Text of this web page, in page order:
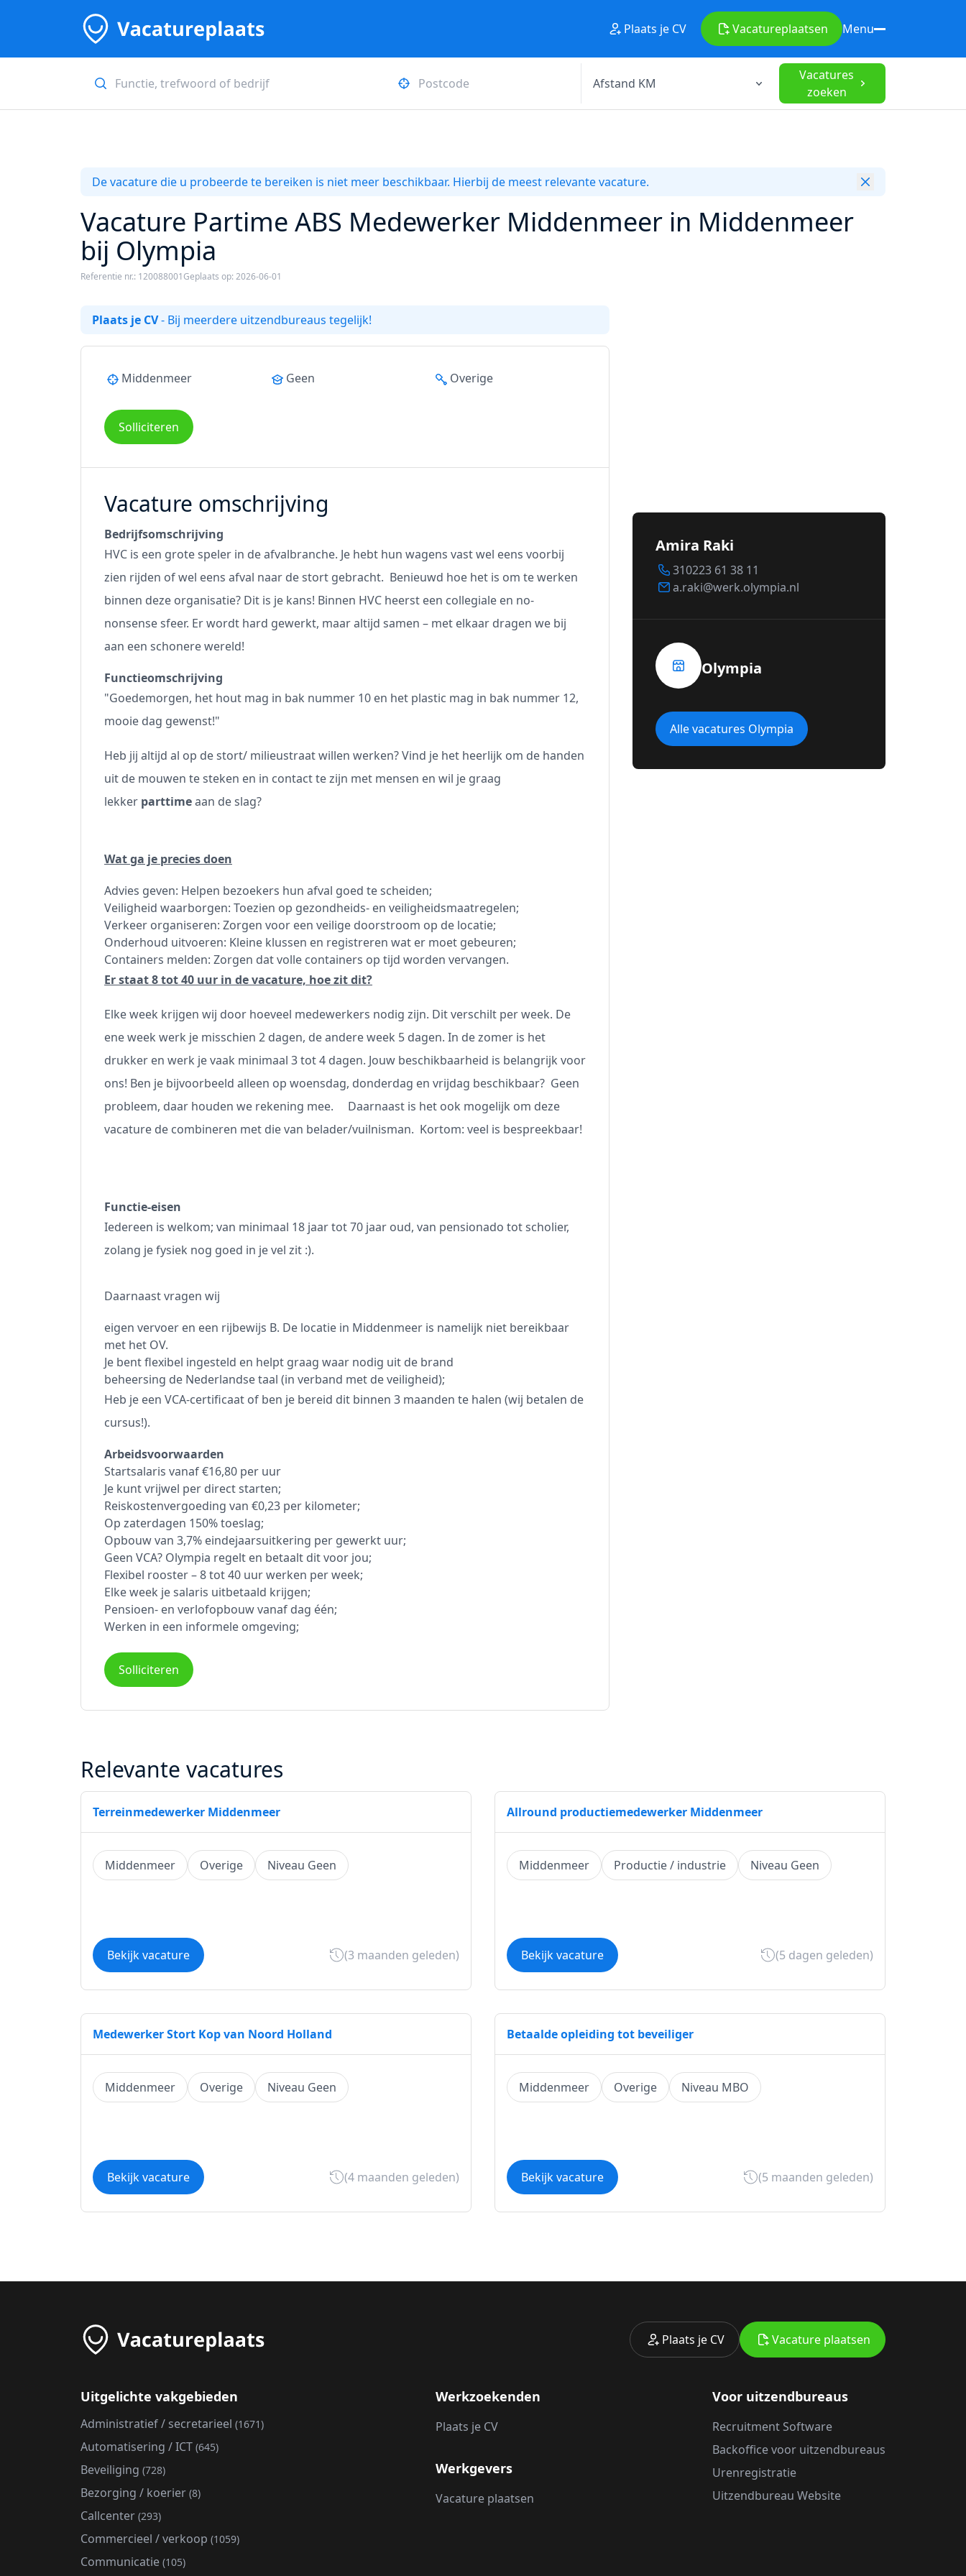
Plaats je CV Vacatureplaatsen Menu
Vacatures
zoeken
De vacature die u probeerde te bereiken is niet meer beschikbaar. Hierbij de meest relevante vacature.
Vacature Partime ABS Medewerker Middenmeer in Middenmeer
bij Olympia
Referentie nr.: 120088001Geplaats op: 2026-06-01
Plaats je CV- Bij meerdere uitzendbureaus tegelijk!
Middenmeer Geen Overige
Solliciteren
Vacature omschrijving
Bedrijfsomschrijving
HVC is een grote speler in de afvalbranche. Je hebt hun wagens vast wel eens voorbij
zien rijden of wel eens afval naar de stort gebracht. Benieuwd hoe het is om te werken
binnen deze organisatie? Dit is je kans! Binnen HVC heerst een collegiale en no-
nonsense sfeer. Er wordt hard gewerkt, maar altijd samen – met elkaar dragen we bij
aan een schonere wereld!
Functieomschrijving
"Goedemorgen, het hout mag in bak nummer 10 en het plastic mag in bak nummer 12,
mooie dag gewenst!"
Heb jij altijd al op de stort/ milieustraat willen werken? Vind je het heerlijk om de handen
uit de mouwen te steken en in contact te zijn met mensen en wil je graag
lekker parttimeaan de slag?
Wat ga je precies doen
Advies geven: Helpen bezoekers hun afval goed te scheiden;
Veiligheid waarborgen: Toezien op gezondheids- en veiligheidsmaatregelen;
Verkeer organiseren: Zorgen voor een veilige doorstroom op de locatie;
Onderhoud uitvoeren: Kleine klussen en registreren wat er moet gebeuren;
Containers melden: Zorgen dat volle containers op tijd worden vervangen.
Er staat 8 tot 40 uur in de vacature, hoe zit dit?
Elke week krijgen wij door hoeveel medewerkers nodig zijn. Dit verschilt per week. De
ene week werk je misschien 2 dagen, de andere week 5 dagen. In de zomer is het
drukker en werk je vaak minimaal 3 tot 4 dagen. Jouw beschikbaarheid is belangrijk voor
ons! Ben je bijvoorbeeld alleen op woensdag, donderdag en vrijdag beschikbaar? Geen
probleem, daar houden we rekening mee. Daarnaast is het ook mogelijk om deze
vacature de combineren met die van belader/vuilnisman. Kortom: veel is bespreekbaar!
Functie-eisen
Iedereen is welkom; van minimaal 18 jaar tot 70 jaar oud, van pensionado tot scholier,
zolang je fysiek nog goed in je vel zit :).
Daarnaast vragen wij
eigen vervoer en een rijbewijs B. De locatie in Middenmeer is namelijk niet bereikbaar
met het OV.
Je bent flexibel ingesteld en helpt graag waar nodig uit de brand
beheersing de Nederlandse taal (in verband met de veiligheid);
Heb je een VCA-certificaat of ben je bereid dit binnen 3 maanden te halen (wij betalen de
cursus!).
Arbeidsvoorwaarden
Startsalaris vanaf €16,80 per uur
Je kunt vrijwel per direct starten;
Reiskostenvergoeding van €0,23 per kilometer;
Op zaterdagen 150% toeslag;
Opbouw van 3,7% eindejaarsuitkering per gewerkt uur;
Geen VCA? Olympia regelt en betaalt dit voor jou;
Flexibel rooster – 8 tot 40 uur werken per week;
Elke week je salaris uitbetaald krijgen;
Pensioen- en verlofopbouw vanaf dag één;
Werken in een informele omgeving;
Solliciteren
Amira Raki
310223 61 38 11
a.raki@werk.olympia.nl
Olympia
Alle vacatures Olympia
Relevante vacatures
Terreinmedewerker Middenmeer
Middenmeer Overige Niveau Geen
Bekijk vacature (3 maanden geleden)
Allround productiemedewerker Middenmeer
Middenmeer Productie / industrie Niveau Geen
Bekijk vacature (5 dagen geleden)
Medewerker Stort Kop van Noord Holland
Middenmeer Overige Niveau Geen
Bekijk vacature (4 maanden geleden)
Betaalde opleiding tot beveiliger
Middenmeer Overige Niveau MBO
Bekijk vacature (5 maanden geleden)
Plaats je CV Vacature plaatsen
Uitgelichte vakgebieden
Administratief / secretarieel (1671)
Automatisering / ICT (645)
Beveiliging (728)
Bezorging / koerier (8)
Callcenter (293)
Commercieel / verkoop (1059)
Communicatie (105)
Werkzoekenden
Plaats je CV
Werkgevers
Vacature plaatsen
Voor uitzendbureaus
Recruitment Software
Backoffice voor uitzendbureaus
Urenregistratie
Uitzendbureau Website